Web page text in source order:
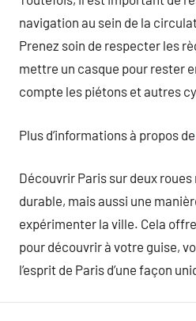
navigation au sein de la
Prenez soin de respecter les
mettre un casque pour rester
compte les piétons et autres
Plus d’informations à propos de
Découvrir Paris sur deux
durable, mais aussi une
expérimenter la ville. Cela
pour découvrir à votre guise,
l’esprit de Paris d’une façon